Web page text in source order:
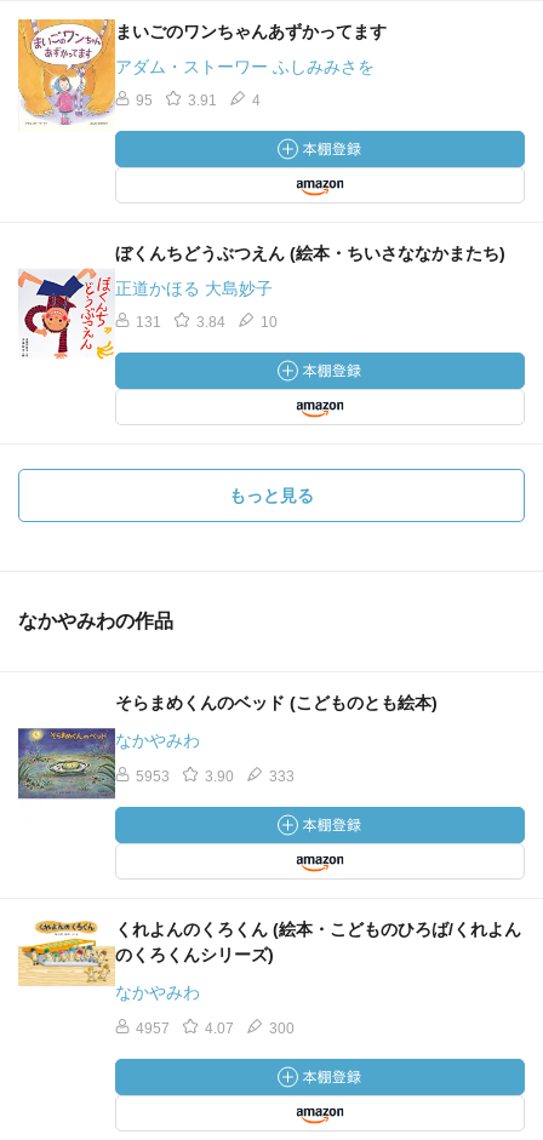
まいごのワンちゃんあずかってます
アダム・ストーワー ふしみみさを
95 3.91 4
ぼくんちどうぶつえん (絵本・ちいさななかまたち)
正道かほる 大島妙子
131 3.84 10
もっと見る
なかやみわの作品
そらまめくんのベッド (こどものとも絵本)
なかやみわ
5953 3.90 333
くれよんのくろくん (絵本・こどものひろば/くれよん
のくろくんシリーズ)
なかやみわ
4957 4.07 300